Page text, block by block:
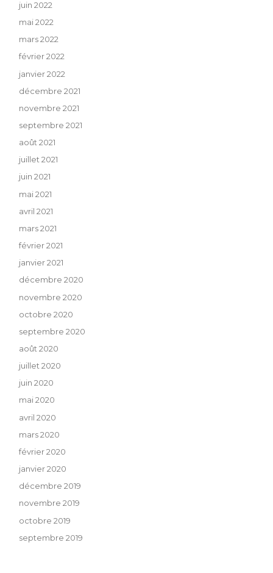
juin 2022
mai 2022
mars 2022
février 2022
janvier 2022
décembre 2021
novembre 2021
septembre 2021
août 2021
juillet 2021
juin 2021
mai 2021
avril 2021
mars 2021
février 2021
janvier 2021
décembre 2020
novembre 2020
octobre 2020
septembre 2020
août 2020
juillet 2020
juin 2020
mai 2020
avril 2020
mars 2020
février 2020
janvier 2020
décembre 2019
novembre 2019
octobre 2019
septembre 2019